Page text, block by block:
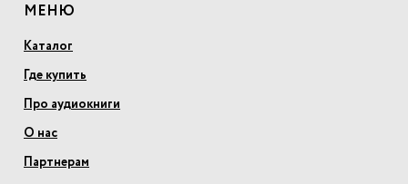
МЕНЮ
Каталог
Где купить
Про аудиокниги
О нас
Партнерам